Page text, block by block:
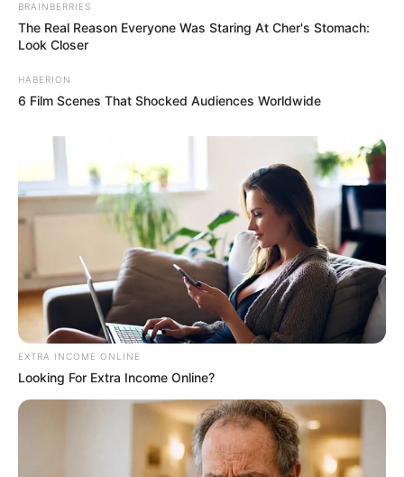
BRAINBERRIES
The Real Reason Everyone Was Staring At Cher's Stomach:
Look Closer
HABERION
6 Film Scenes That Shocked Audiences Worldwide
EXTRA INCOME ONLINE
Looking For Extra Income Online?